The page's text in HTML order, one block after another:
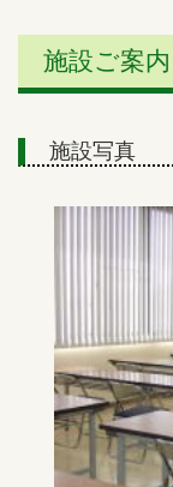
施設ご案内
施設写真